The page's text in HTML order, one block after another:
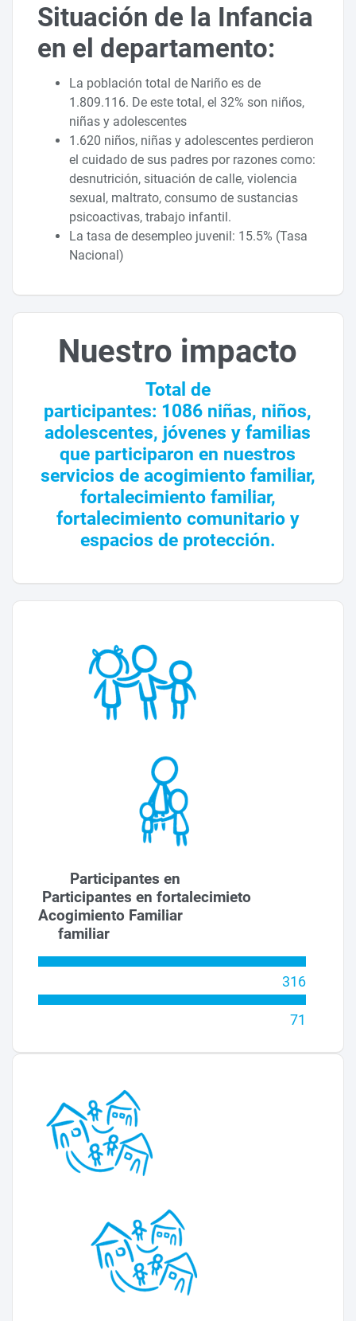
Situación de la Infancia
en el departamento:
La población total de Nariño es de
1.809.116. De este total, el 32% son niños,
niñas y adolescentes
1.620 niños, niñas y adolescentes perdieron
el cuidado de sus padres por razones como:
desnutrición, situación de calle, violencia
sexual, maltrato, consumo de sustancias
psicoactivas, trabajo infantil.
La tasa de desempleo juvenil: 15.5% (Tasa
Nacional)
Nuestro impacto
Total de
participantes: 1086 niñas, niños,
adolescentes, jóvenes y familias
que participaron en nuestros
servicios de acogimiento familiar,
fortalecimiento familiar,
fortalecimiento comunitario y
espacios de protección.
Participantes en
Participantes en fortalecimieto
Acogimiento Familiar
familiar
316
71